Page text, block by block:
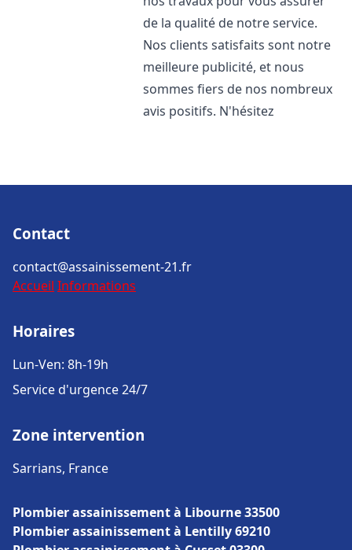
de la qualité de notre service.
Nos clients satisfaits sont notre
meilleure publicité, et nous
sommes fiers de nos nombreux
avis positifs. N'hésitez
Contact
contact@assainissement-21.fr
Accueil Informations
Horaires
Lun-Ven: 8h-19h
Service d'urgence 24/7
Zone intervention
Sarrians, France
Plombier assainissement à Libourne 33500
Plombier assainissement à Lentilly 69210